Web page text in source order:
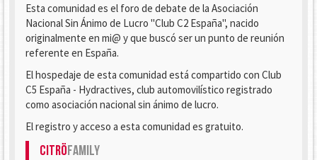
Esta comunidad es el foro de debate de la Asociación
Nacional Sin Ánimo de Lucro "Club C2 España", nacido
originalmente en mi@ y que buscó ser un punto de reunión
referente en España.
El hospedaje de esta comunidad está compartido con Club
C5 España - Hydractives, club automovilístico registrado
como asociación nacional sin ánimo de lucro.
El registro y acceso a esta comunidad es gratuito.
CitröFamily